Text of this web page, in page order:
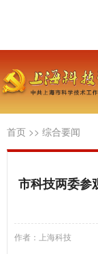
首页 >> 综合要闻
市科技两委参
作者：上海科技